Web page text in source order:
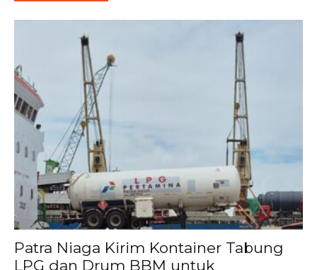
Patra Niaga Kirim Kontainer Tabung
LPG dan Drum BBM untuk